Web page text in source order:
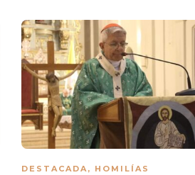
DESTACADA, HOMILÍAS